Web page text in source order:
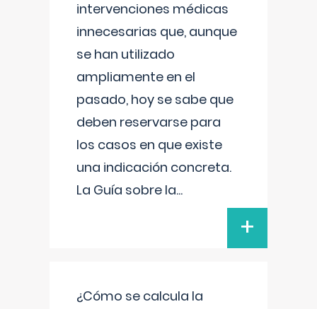
intervenciones médicas
innecesarias que, aunque
se han utilizado
ampliamente en el
pasado, hoy se sabe que
deben reservarse para
los casos en que existe
una indicación concreta.
La Guía sobre la...
+
¿Cómo se calcula la